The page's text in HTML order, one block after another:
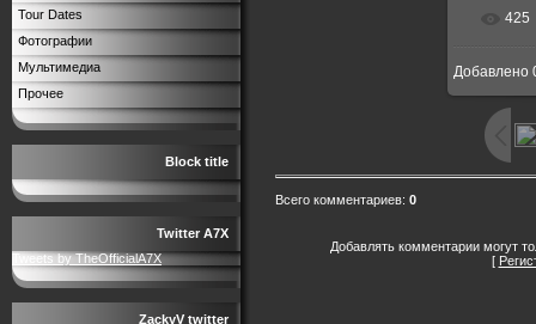
Tour Dates
Фотографии
Мультимедиа
Прочее
Block title
Twitter A7X
Tweets by TheOfficialA7X
ZackyV twitter
В
425
Добавлено
Всего комментариев: 0
Добавлять комментарии могут
[